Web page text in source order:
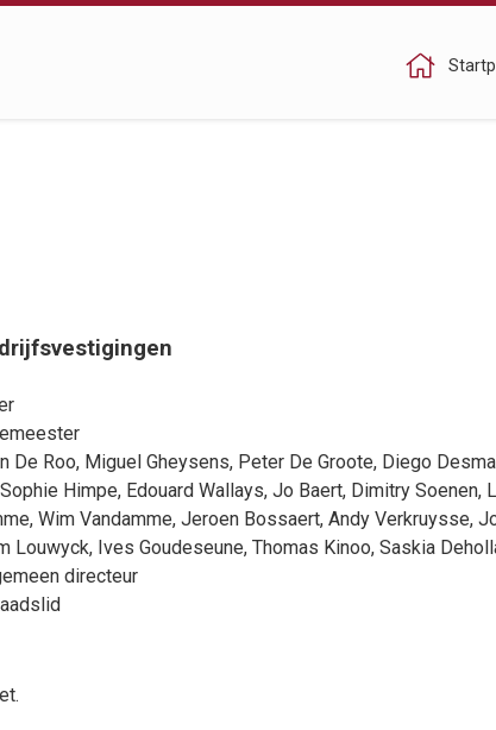
De Roo, Miguel Gheysens, Peter De Groote, Diego
Himpe, Edouard Wallays, Jo Baert, Dimitry Soenen,
, Wim Vandamme, Jeroen Bossaert, Andy Verkruysse,
Louwyck, Ives Goudeseune, Thomas Kinoo, Saskia
directeur